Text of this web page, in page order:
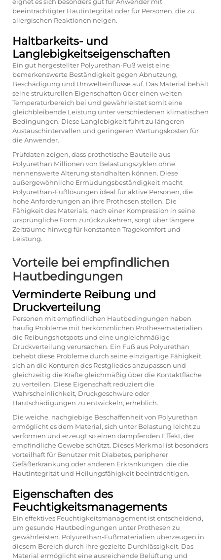
beeinträchtigter Hautintegrität oder für Personen, die zu
allergischen Reaktionen neigen.
Haltbarkeits- und
Langlebigkeitseigenschaften
Ein gut hergestellter Polyurethan-Fuß weist eine
bemerkenswerte Beständigkeit gegen Abnutzung,
Beschädigung und Umwelteinflüsse auf. Das Material behält
seine strukturellen Eigenschaften über einen weiten
Temperaturbereich bei und gewährleistet somit eine
gleichbleibende Leistung unter verschiedenen klimatischen
Bedingungen. Diese Langlebigkeit führt zu längeren
Austauschintervallen und geringeren Wartungskosten für
die Anwender.
Prüfdaten zeigen, dass prothetische Bauteile aus
Polyurethan Millionen von Belastungszyklen ohne
nennenswerte Alterung standhalten können. Diese
außergewöhnliche Ermüdungsbeständigkeit macht
Polyurethan-Fußlösungen ideal für aktive Personen, die
hohe Anforderungen an ihre Prothesen stellen. Die
Fähigkeit des Materials, nach einer Kompression in seine
ursprüngliche Form zurückzukehren, sorgt über längere
Zeiträume hinweg für konstanten Tragekomfort und
Leistung.
Vorteile bei empfindlichen
Hautbedingungen
Verminderte Reibung und
Druckverteilung
Personen mit empfindlichen Hautbedingungen haben
häufig Probleme mit herkömmlichen Prothesematerialien,
die Reibungshotspots und eine ungleichmäßige
Druckverteilung verursachen. Ein Fuß aus Polyurethan
behebt diese Probleme durch seine einzigartige Fähigkeit,
sich an die Konturen des Restgliedes anzupassen und
gleichzeitig die Kräfte gleichmäßig über die Kontaktfläche
zu verteilen. Diese Eigenschaft reduziert die
Wahrscheinlichkeit, Druckgeschwüre oder
Hautschädigungen zu entwickeln, erheblich.
Die weiche, nachgiebige Beschaffenheit von Polyurethan
ermöglicht es dem Material, sich unter Belastung leicht zu
verformen und erzeugt so einen dämpfenden Effekt, der
empfindliche Gewebe schützt. Dieses Merkmal ist besonders
vorteilhaft für Benutzer mit Diabetes, peripherer
Gefäßerkrankung oder anderen Erkrankungen, die die
Hautintegrität und Heilungsfähigkeit beeinträchtigen.
Eigenschaften des
Feuchtigkeitsmanagements
Ein effektives Feuchtigkeitsmanagement ist entscheidend,
um gesunde Hautbedingungen unter Prothesen zu
gewährleisten. Polyurethan-Fußmaterialien überzeugen in
diesem Bereich durch ihre gezielte Durchlässigkeit. Das
Material ermöglicht eine ausreichende Belüftung und